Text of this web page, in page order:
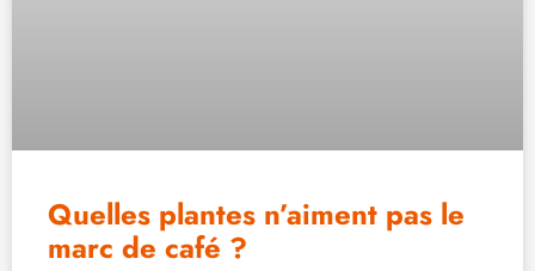
Quelles plantes n’aiment pas le
marc de café ?